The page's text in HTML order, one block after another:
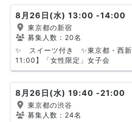
8月26日(水) 13:00 -14:00
東京都の新宿
募集人数：20名
✨ スイーツ付き ✨東京都・西
11:00】「女性限定」女子会
8月26日(水) 19:40 -21:00
東京都の渋谷
募集人数：24名